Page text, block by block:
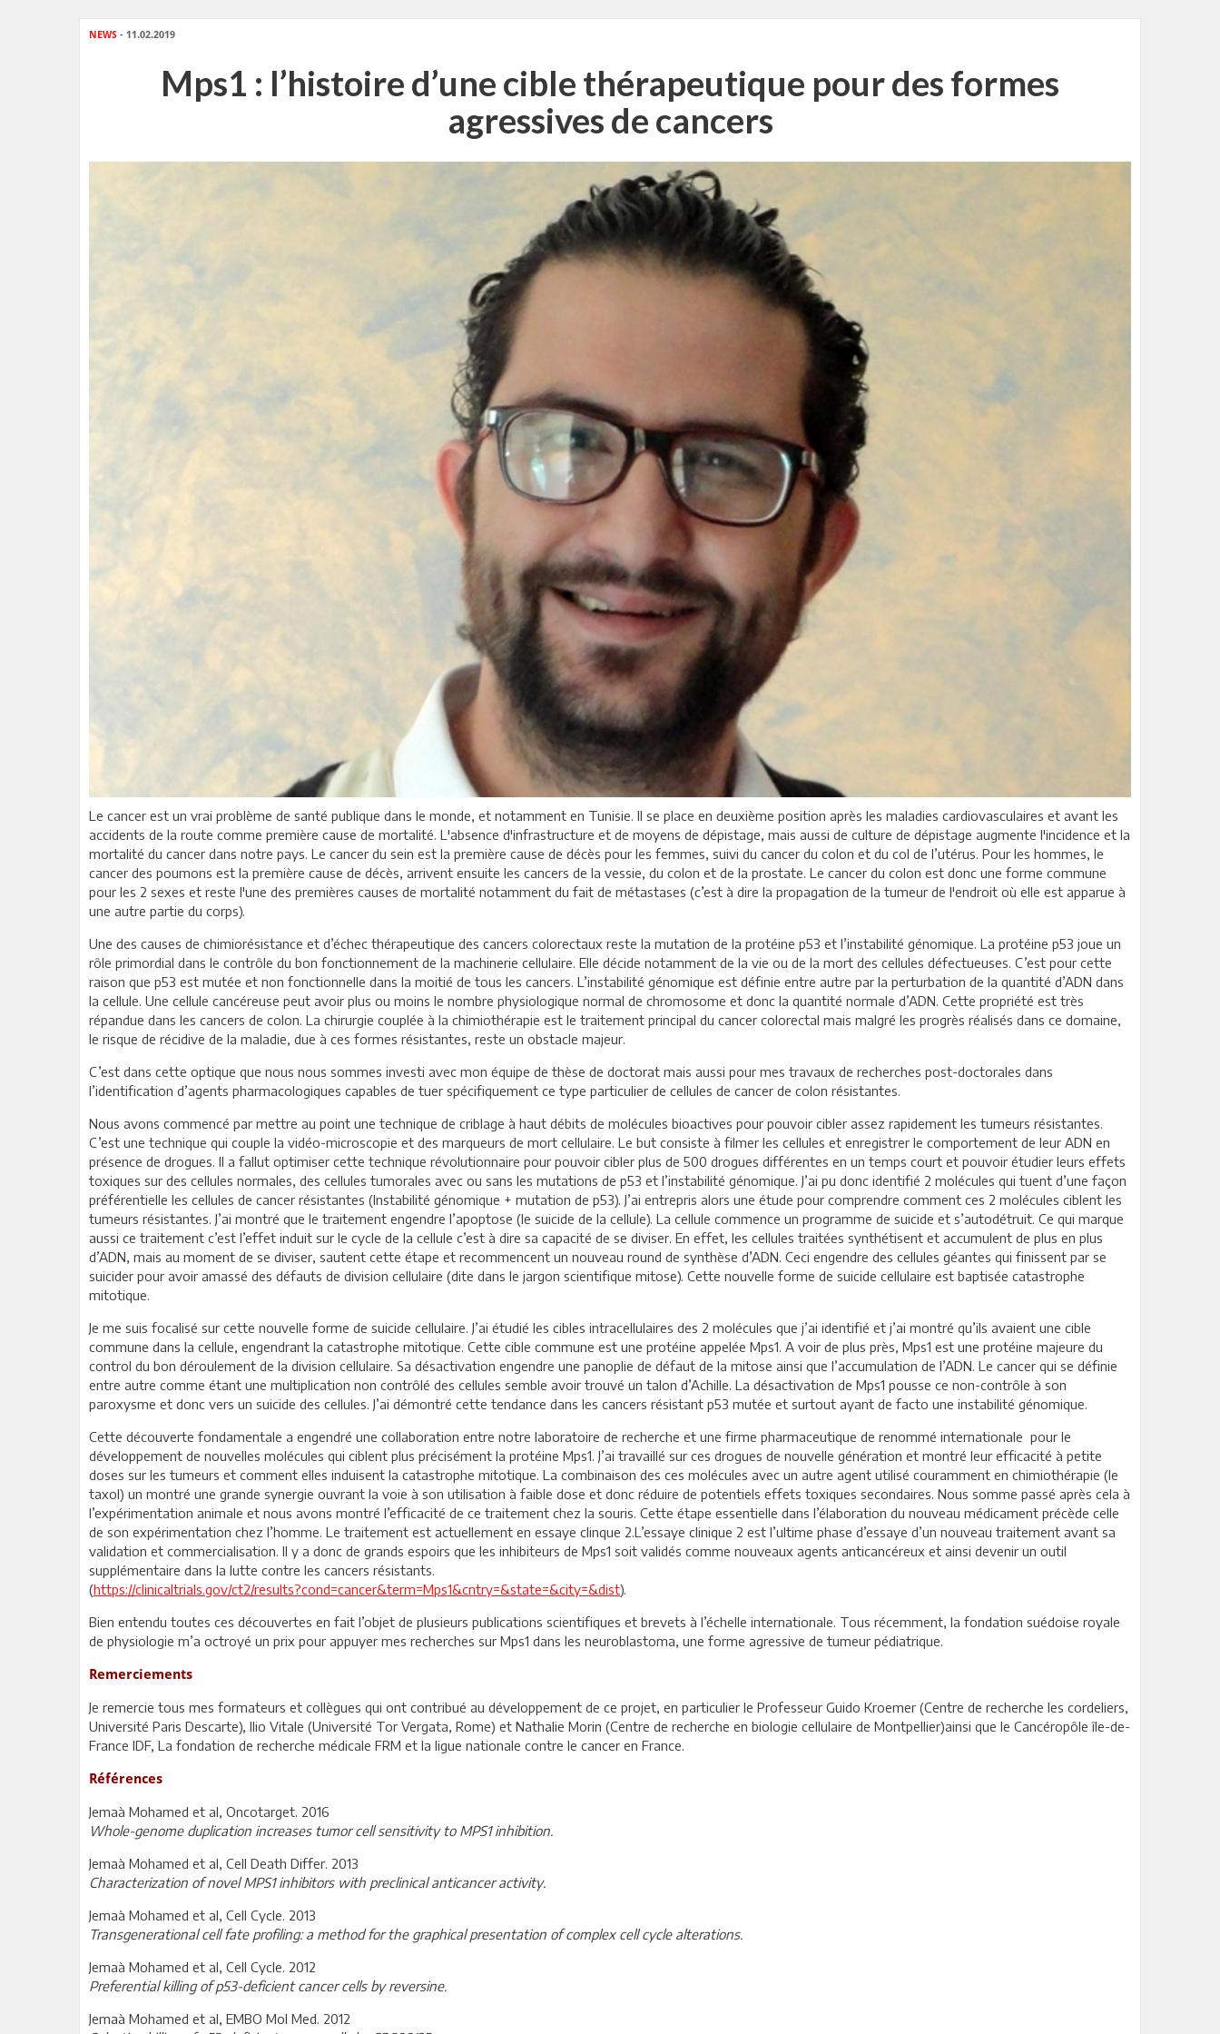
NEWS - 11.02.2019
Mps1 : l’histoire d’une cible thérapeutique pour des formes
agressives de cancers
Le cancer est un vrai problème de santé publique dans le monde, et notamment en Tunisie. Il se place en deuxième position après les maladies cardiovasculaires et avant les
accidents de la route comme première cause de mortalité. L'absence d'infrastructure et de moyens de dépistage, mais aussi de culture de dépistage augmente l'incidence et la
mortalité du cancer dans notre pays. Le cancer du sein est la première cause de décès pour les femmes, suivi du cancer du colon et du col de l’utérus. Pour les hommes, le
cancer des poumons est la première cause de décès, arrivent ensuite les cancers de la vessie, du colon et de la prostate. Le cancer du colon est donc une forme commune
pour les 2 sexes et reste l'une des premières causes de mortalité notamment du fait de métastases (c’est à dire la propagation de la tumeur de l'endroit où elle est apparue à
une autre partie du corps).
Une des causes de chimiorésistance et d’échec thérapeutique des cancers colorectaux reste la mutation de la protéine p53 et l’instabilité génomique. La protéine p53 joue un
rôle primordial dans le contrôle du bon fonctionnement de la machinerie cellulaire. Elle décide notamment de la vie ou de la mort des cellules défectueuses. C’est pour cette
raison que p53 est mutée et non fonctionnelle dans la moitié de tous les cancers. L’instabilité génomique est définie entre autre par la perturbation de la quantité d’ADN dans
la cellule. Une cellule cancéreuse peut avoir plus ou moins le nombre physiologique normal de chromosome et donc la quantité normale d’ADN. Cette propriété est très
répandue dans les cancers de colon. La chirurgie couplée à la chimiothérapie est le traitement principal du cancer colorectal mais malgré les progrès réalisés dans ce domaine,
le risque de récidive de la maladie, due à ces formes résistantes, reste un obstacle majeur.
C’est dans cette optique que nous nous sommes investi avec mon équipe de thèse de doctorat mais aussi pour mes travaux de recherches post-doctorales dans
l’identification d’agents pharmacologiques capables de tuer spécifiquement ce type particulier de cellules de cancer de colon résistantes.
Nous avons commencé par mettre au point une technique de criblage à haut débits de molécules bioactives pour pouvoir cibler assez rapidement les tumeurs résistantes.
C’est une technique qui couple la vidéo-microscopie et des marqueurs de mort cellulaire. Le but consiste à filmer les cellules et enregistrer le comportement de leur ADN en
présence de drogues. Il a fallut optimiser cette technique révolutionnaire pour pouvoir cibler plus de 500 drogues différentes en un temps court et pouvoir étudier leurs effets
toxiques sur des cellules normales, des cellules tumorales avec ou sans les mutations de p53 et l’instabilité génomique. J’ai pu donc identifié 2 molécules qui tuent d’une façon
préférentielle les cellules de cancer résistantes (Instabilité génomique + mutation de p53). J’ai entrepris alors une étude pour comprendre comment ces 2 molécules ciblent les
tumeurs résistantes. J’ai montré que le traitement engendre l’apoptose (le suicide de la cellule). La cellule commence un programme de suicide et s’autodétruit. Ce qui marque
aussi ce traitement c’est l’effet induit sur le cycle de la cellule c’est à dire sa capacité de se diviser. En effet, les cellules traitées synthétisent et accumulent de plus en plus
d’ADN, mais au moment de se diviser, sautent cette étape et recommencent un nouveau round de synthèse d’ADN. Ceci engendre des cellules géantes qui finissent par se
suicider pour avoir amassé des défauts de division cellulaire (dite dans le jargon scientifique mitose). Cette nouvelle forme de suicide cellulaire est baptisée catastrophe
mitotique.
Je me suis focalisé sur cette nouvelle forme de suicide cellulaire. J’ai étudié les cibles intracellulaires des 2 molécules que j’ai identifié et j’ai montré qu’ils avaient une cible
commune dans la cellule, engendrant la catastrophe mitotique. Cette cible commune est une protéine appelée Mps1. A voir de plus près, Mps1 est une protéine majeure du
control du bon déroulement de la division cellulaire. Sa désactivation engendre une panoplie de défaut de la mitose ainsi que l’accumulation de l’ADN. Le cancer qui se définie
entre autre comme étant une multiplication non contrôlé des cellules semble avoir trouvé un talon d’Achille. La désactivation de Mps1 pousse ce non-contrôle à son
paroxysme et donc vers un suicide des cellules. J’ai démontré cette tendance dans les cancers résistant p53 mutée et surtout ayant de facto une instabilité génomique.
Cette découverte fondamentale a engendré une collaboration entre notre laboratoire de recherche et une firme pharmaceutique de renommé internationale pour le
développement de nouvelles molécules qui ciblent plus précisément la protéine Mps1. J’ai travaillé sur ces drogues de nouvelle génération et montré leur efficacité à petite
doses sur les tumeurs et comment elles induisent la catastrophe mitotique. La combinaison des ces molécules avec un autre agent utilisé couramment en chimiothérapie (le
taxol) un montré une grande synergie ouvrant la voie à son utilisation à faible dose et donc réduire de potentiels effets toxiques secondaires. Nous somme passé après cela à
l’expérimentation animale et nous avons montré l’efficacité de ce traitement chez la souris. Cette étape essentielle dans l’élaboration du nouveau médicament précède celle
de son expérimentation chez l’homme. Le traitement est actuellement en essaye clinque 2.L’essaye clinique 2 est l’ultime phase d’essaye d’un nouveau traitement avant sa
validation et commercialisation. Il y a donc de grands espoirs que les inhibiteurs de Mps1 soit validés comme nouveaux agents anticancéreux et ainsi devenir un outil
supplémentaire dans la lutte contre les cancers résistants.
(https://clinicaltrials.gov/ct2/results?cond=cancer&term=Mps1&cntry=&state=&city=&dist).
Bien entendu toutes ces découvertes en fait l’objet de plusieurs publications scientifiques et brevets à l’échelle internationale. Tous récemment, la fondation suédoise royale
de physiologie m’a octroyé un prix pour appuyer mes recherches sur Mps1 dans les neuroblastoma, une forme agressive de tumeur pédiatrique.
Remerciements
Je remercie tous mes formateurs et collègues qui ont contribué au développement de ce projet, en particulier le Professeur Guido Kroemer (Centre de recherche les cordeliers,
Université Paris Descarte), Ilio Vitale (Université Tor Vergata, Rome) et Nathalie Morin (Centre de recherche en biologie cellulaire de Montpellier)ainsi que le Cancéropôle île-de-
France IDF, La fondation de recherche médicale FRM et la ligue nationale contre le cancer en France.
Références
Jemaà Mohamed et al, Oncotarget. 2016
Whole-genome duplication increases tumor cell sensitivity to MPS1 inhibition.
Jemaà Mohamed et al, Cell Death Differ. 2013
Characterization of novel MPS1 inhibitors with preclinical anticancer activity.
Jemaà Mohamed et al, Cell Cycle. 2013
Transgenerational cell fate profiling: a method for the graphical presentation of complex cell cycle alterations.
Jemaà Mohamed et al, Cell Cycle. 2012
Preferential killing of p53-deficient cancer cells by reversine.
Jemaà Mohamed et al, EMBO Mol Med. 2012